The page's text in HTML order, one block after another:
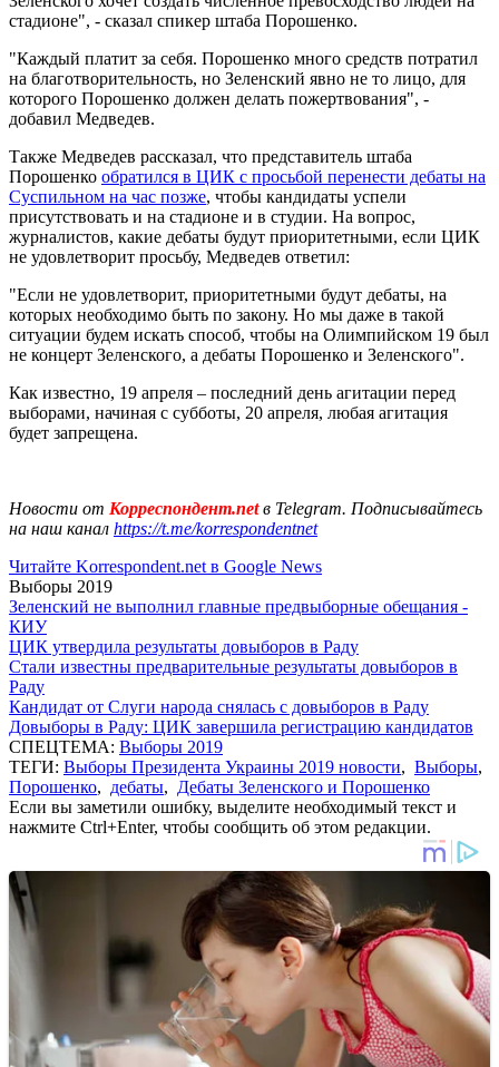
стадионе", - сказал спикер штаба Порошенко.
"Каждый платит за себя. Порошенко много средств потратил
на благотворительность, но Зеленский явно не то лицо, для
которого Порошенко должен делать пожертвования", -
добавил Медведев.
Также Медведев рассказал, что представитель штаба
Порошенко обратился в ЦИК с просьбой перенести дебаты на
Суспильном на час позже, чтобы кандидаты успели
присутствовать и на стадионе и в студии. На вопрос,
журналистов, какие дебаты будут приоритетными, если ЦИК
не удовлетворит просьбу, Медведев ответил:
"Если не удовлетворит, приоритетными будут дебаты, на
которых необходимо быть по закону. Но мы даже в такой
ситуации будем искать способ, чтобы на Олимпийском 19 был
не концерт Зеленского, а дебаты Порошенко и Зеленского".
Как известно, 19 апреля – последний день агитации перед
выборами, начиная с субботы, 20 апреля, любая агитация
будет запрещена.
Новости от Корреспондент.netв Telegram. Подписывайтесь
на наш канал https://t.me/korrespondentnet
Читайте Korrespondent.net в Google News
Выборы 2019
Зеленский не выполнил главные предвыборные обещания -
КИУ
ЦИК утвердила результаты довыборов в Раду
Стали известны предварительные результаты довыборов в
Раду
Кандидат от Слуги народа снялась с довыборов в Раду
Довыборы в Раду: ЦИК завершила регистрацию кандидатов
СПЕЦТЕМА: Выборы 2019
ТЕГИ: Выборы Президента Украины 2019 новости, Выборы,
Порошенко, дебаты, Дебаты Зеленского и Порошенко
Если вы заметили ошибку, выделите необходимый текст и
нажмите Ctrl+Enter, чтобы сообщить об этом редакции.